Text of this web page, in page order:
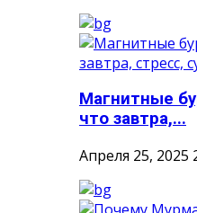
Магнитные
что завтра,...
Апреля 25, 2025